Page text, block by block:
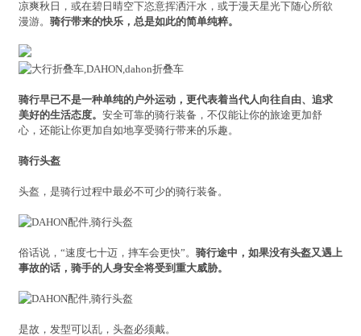
凉爽秋日，或在碧日晴空下恣意挥洒汗水，或于漫天星光下随心所欲
漫游。 骑行带来的快乐，总是如此的简单纯粹。
骑行早已不是一种单纯的户外运动，更代表着当代人向往自由、追求
美好的生活态度。 安全可靠的骑行装备，不仅能让你的旅途更加舒
心，还能让你更加自如地享受骑行带来的乐趣。
骑行头盔
头盔，是骑行过程中最必不可少的骑行装备。
俗话说，“速度七十迈，摔车会更快”。 骑行途中，如果没有头盔又遇上
事故的话，骑手的人身安全将受到重大威胁。
是故，发型可以乱，头盔必须戴。